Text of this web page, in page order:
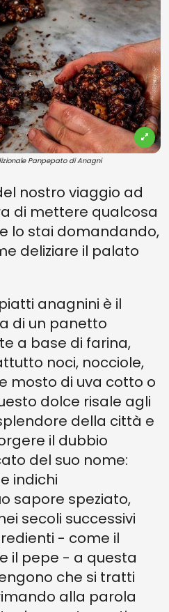
Panpepato di Anagni
nostro viaggio ad
di mettere qualcosa
lo stai domandando,
deliziare il palato
anagnini è il
di un panetto
a base di farina,
noci, nocciole,
mosto di uva cotto o
dolce risale agli
della città e
il dubbio
del suo nome:
indichi
sapore speziato,
secoli successivi
- come il
il pepe - a questa
che si tratti
alla parola